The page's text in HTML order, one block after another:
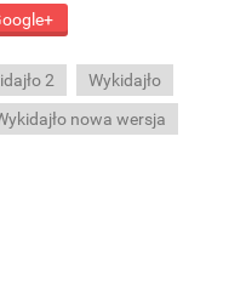
2
Wykidajło
nowa wersja